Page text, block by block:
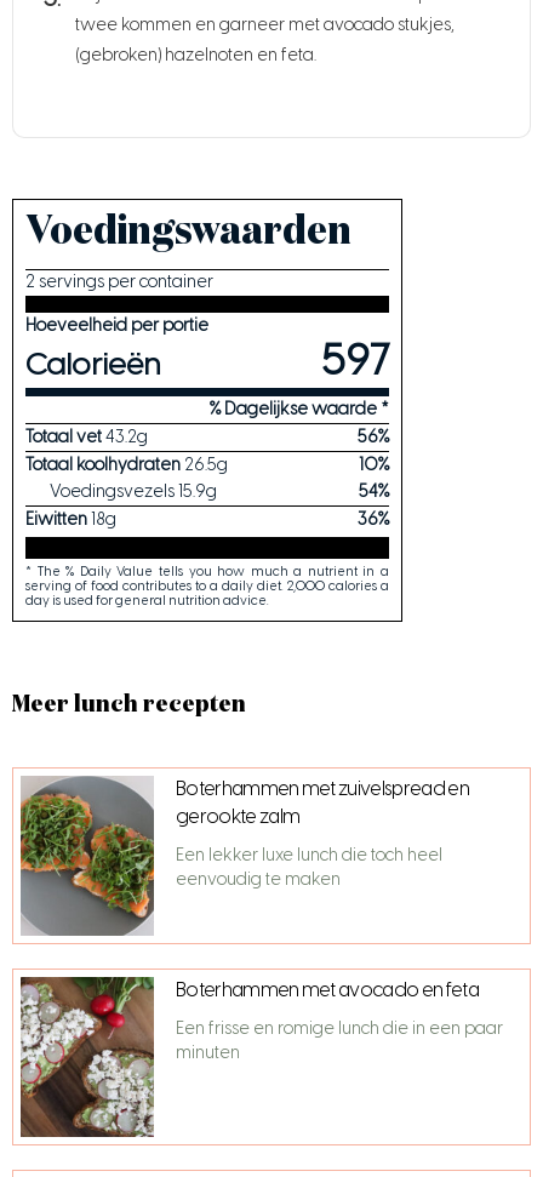
twee kommen en garneer met avocado stukjes,
(gebroken) hazelnoten en feta.
Voedingswaarden
2 servings per container
Hoeveelheid per portie
Calorieën 597
% Dagelijkse waarde *
Totaal vet43.2g 56%
Totaal koolhydraten 26.5g 10%
Voedingsvezels15.9g 54%
Eiwitten18g 36%
* The % Daily Value tells you how much a nutrient in a
serving of food contributes to a daily diet. 2,000 calories a
day is used for general nutrition advice.
Meer lunch recepten
Boterhammen met zuivelspread en
gerookte zalm
Een lekker luxe lunch die toch heel
eenvoudig te maken
Boterhammen met avocado en feta
Een frisse en romige lunch die in een paar
minuten